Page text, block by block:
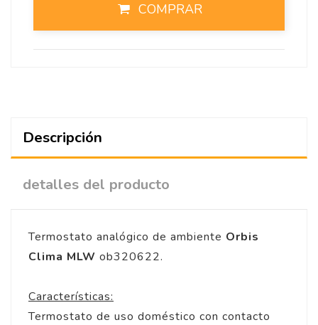
COMPRAR
Descripción
detalles del producto
Termostato analógico de ambiente Orbis
Clima MLW ob320622.
Características:
Termostato de uso doméstico con contacto